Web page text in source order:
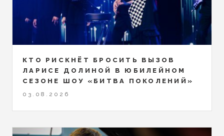
КТО РИСКНЁТ БРОСИТЬ ВЫЗОВ
ЛАРИСЕ ДОЛИНОЙ В ЮБИЛЕЙНОМ
СЕЗОНЕ ШОУ «БИТВА ПОКОЛЕНИЙ»
03.08.2026